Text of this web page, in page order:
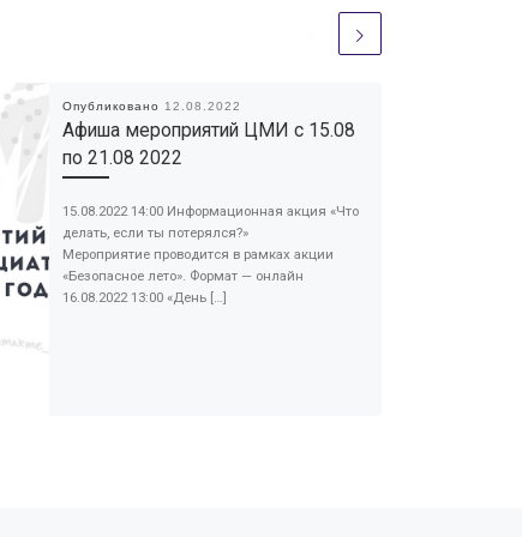
Опубликовано 12.08.2022
Афиша мероприятий ЦМИ с 15.08
по 21.08 2022
15.08.2022 14:00 Информационная акция «Что
делать, если ты потерялся?»
Мероприятие проводится в рамках акции
«Безопасное лето». Формат — онлайн
16.08.2022 13:00 «День […]